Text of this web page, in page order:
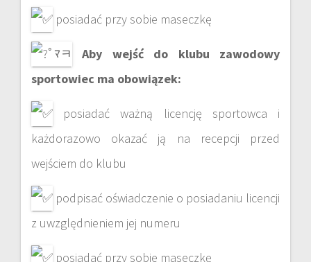
posiadać przy sobie maseczkę
Aby wejść do klubu zawodowy
sportowiec ma obowiązek:
posiadać ważną licencję sportowca i
każdorazowo okazać ją na recepcji przed
wejściem do klubu
podpisać oświadczenie o posiadaniu licencji
z uwzględnieniem jej numeru
posiadać przy sobie maseczkę